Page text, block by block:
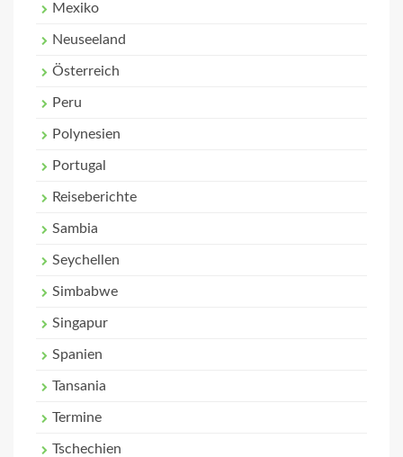
Mexiko
Neuseeland
Österreich
Peru
Polynesien
Portugal
Reiseberichte
Sambia
Seychellen
Simbabwe
Singapur
Spanien
Tansania
Termine
Tschechien